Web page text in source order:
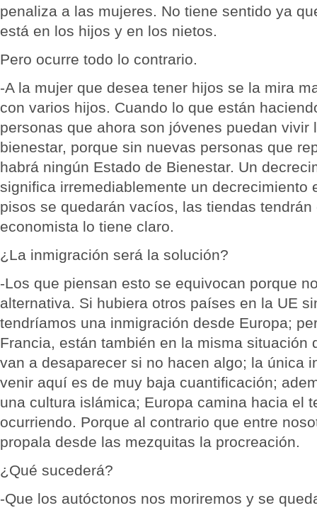
penaliza a las mujeres. No tiene sentido ya
está en los hijos y en los nietos.
Pero ocurre todo lo contrario.
-A la mujer que desea tener hijos se la mira
con varios hijos. Cuando lo que están
personas que ahora son jóvenes puedan vivir
bienestar, porque sin nuevas personas que
habrá ningún Estado de Bienestar. Un
significa irremediablemente un decrecimiento
pisos se quedarán vacíos, las tiendas
economista lo tiene claro.
¿La inmigración será la solución?
-Los que piensan esto se equivocan porque
alternativa. Si hubiera otros países en la UE
tendríamos una inmigración desde Europa;
Francia, están también en la misma situación
van a desaparecer si no hacen algo; la única
venir aquí es de muy baja cuantificación;
una cultura islámica; Europa camina hacia el
ocurriendo. Porque al contrario que entre
propala desde las mezquitas la procreación.
¿Qué sucederá?
-Que los autóctonos nos moriremos y se